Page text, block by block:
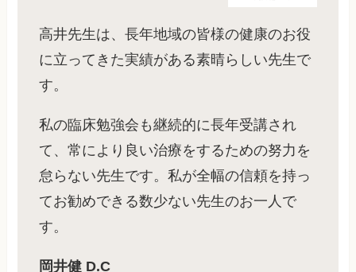
高井先生は、長年地域の皆様の健康のお役
に立ってきた実績がある素晴らしい先生で
す。
私の臨床勉強会も継続的に長年受講され
て、常により良い治療をするための努力を
怠らない先生です。私が全幅の信頼を持っ
てお勧めできる数少ない先生のお一人で
す。
岡井健 D.C